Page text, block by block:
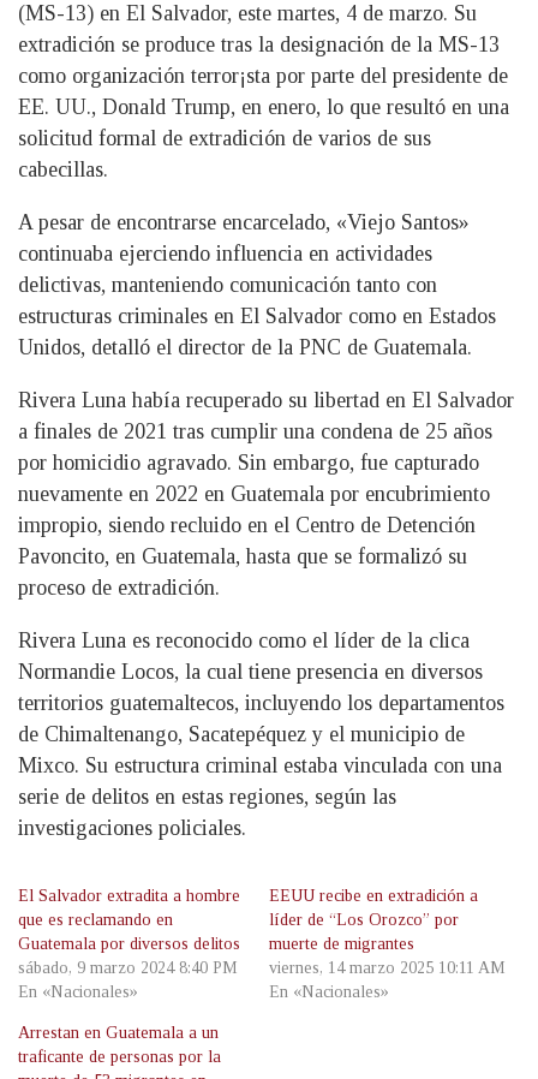
(MS-13) en El Salvador, este martes, 4 de marzo. Su
extradición se produce tras la designación de la MS-13
como organización terror¡sta por parte del presidente de
EE. UU., Donald Trump, en enero, lo que resultó en una
solicitud formal de extradición de varios de sus
cabecillas.
A pesar de encontrarse encarcelado, «Viejo Santos»
continuaba ejerciendo influencia en actividades
delictivas, manteniendo comunicación tanto con
estructuras criminales en El Salvador como en Estados
Unidos, detalló el director de la PNC de Guatemala.
Rivera Luna había recuperado su libertad en El Salvador
a finales de 2021 tras cumplir una condena de 25 años
por homicidio agravado. Sin embargo, fue capturado
nuevamente en 2022 en Guatemala por encubrimiento
impropio, siendo recluido en el Centro de Detención
Pavoncito, en Guatemala, hasta que se formalizó su
proceso de extradición.
Rivera Luna es reconocido como el líder de la clica
Normandie Locos, la cual tiene presencia en diversos
territorios guatemaltecos, incluyendo los departamentos
de Chimaltenango, Sacatepéquez y el municipio de
Mixco. Su estructura criminal estaba vinculada con una
serie de delitos en estas regiones, según las
investigaciones policiales.
El Salvador extradita a hombre
que es reclamando en
Guatemala por diversos delitos
sábado, 9 marzo 2024 8:40 PM
En «Nacionales»
EEUU recibe en extradición a
líder de “Los Orozco” por
muerte de migrantes
viernes, 14 marzo 2025 10:11 AM
En «Nacionales»
Arrestan en Guatemala a un
traficante de personas por la